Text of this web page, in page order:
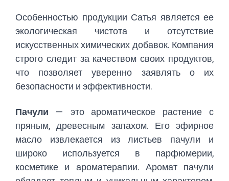
Особенностью продукции Сатья является ее
экологическая чистота и отсутствие
искусственных химических добавок. Компания
строго следит за качеством своих продуктов,
что позволяет уверенно заявлять о их
безопасности и эффективности.
Пачули — это ароматическое растение с
пряным, древесным запахом. Его эфирное
масло извлекается из листьев пачули и
широко используется в парфюмерии,
косметике и ароматерапии. Аромат пачули